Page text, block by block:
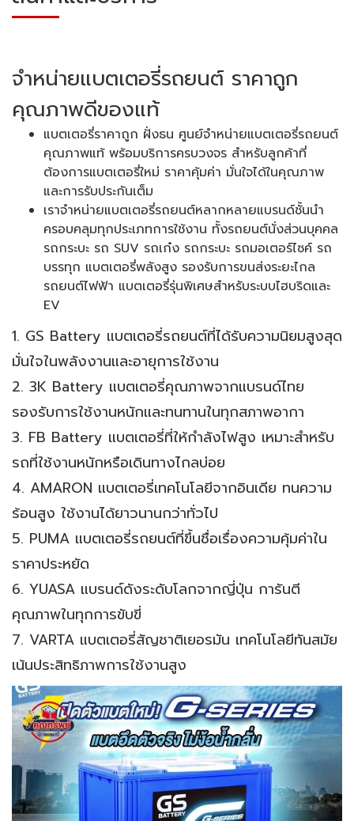
จำหน่ายแบตเตอรี่รถยนต์ ราคาถูก
คุณภาพดีของแท้
แบตเตอรี่ราคาถูก ฝั่งธน ศูนย์จำหน่ายแบตเตอรี่รถยนต์
คุณภาพแท้ พร้อมบริการครบวงจร สำหรับลูกค้าที่
ต้องการแบตเตอรี่ใหม่ ราคาคุ้มค่า มั่นใจได้ในคุณภาพ
และการรับประกันเต็ม
เราจำหน่ายแบตเตอรี่รถยนต์หลากหลายแบรนด์ชั้นนำ
ครอบคลุมทุกประเภทการใช้งาน ทั้งรถยนต์นั่งส่วนบุคคล
รถกระบะ รถ SUV รถเก๋ง รถกระบะ รถมอเตอร์ไซค์ รถ
บรรทุก แบตเตอรี่พลังสูง รองรับการขนส่งระยะไกล
รถยนต์ไฟฟ้า แบตเตอรี่รุ่นพิเศษสำหรับระบบไฮบริดและ
EV
1. GS Battery แบตเตอรี่รถยนต์ที่ได้รับความนิยมสูงสุด
มั่นใจในพลังงานและอายุการใช้งาน
2. 3K Battery แบตเตอรี่คุณภาพจากแบรนด์ไทย
รองรับการใช้งานหนักและทนทานในทุกสภาพอากา
3. FB Battery แบตเตอรี่ที่ให้กำลังไฟสูง เหมาะสำหรับ
รถที่ใช้งานหนักหรือเดินทางไกลบ่อย
4. AMARON แบตเตอรี่เทคโนโลยีจากอินเดีย ทนความ
ร้อนสูง ใช้งานได้ยาวนานกว่าทั่วไป
5. PUMA แบตเตอรี่รถยนต์ที่ขึ้นชื่อเรื่องความคุ้มค่าใน
ราคาประหยัด
6. YUASA แบรนด์ดังระดับโลกจากญี่ปุ่น การันตี
คุณภาพในทุกการขับขี่
7. VARTA แบตเตอรี่สัญชาติเยอรมัน เทคโนโลยีทันสมัย
เน้นประสิทธิภาพการใช้งานสูง